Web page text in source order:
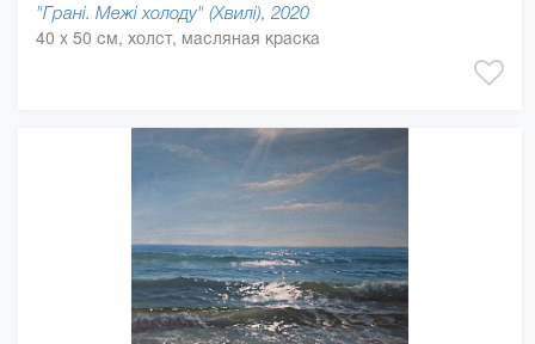
"Грані. Межі холоду" (Хвилі), 2020
40 x 50 см, холст, масляная краска